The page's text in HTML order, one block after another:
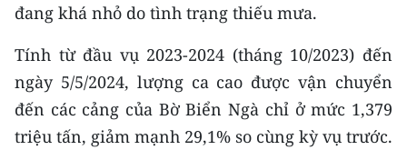
MEDIA CENTER
E-Magazine
Video
Media Chính trị
đang khá nhỏ do tình trạng thiếu mưa.
Tính từ đầu vụ 2023-2024 (tháng 10/2023) đến
ngày 5/5/2024, lượng ca cao được vận chuyển
đến các cảng của Bờ Biển Ngà chỉ ở mức 1,379
triệu tấn, giảm mạnh 29,1% so cùng kỳ vụ trước.